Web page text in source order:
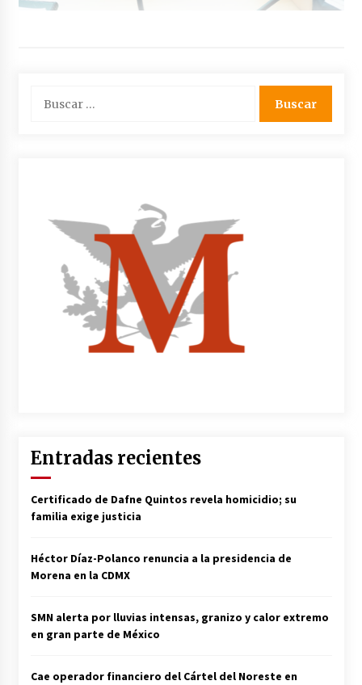
Entradas recientes
Certificado de Dafne Quintos revela homicidio; su
familia exige justicia
Héctor Díaz-Polanco renuncia a la presidencia de
Morena en la CDMX
SMN alerta por lluvias intensas, granizo y calor extremo
en gran parte de México
Cae operador financiero del Cártel del Noreste en